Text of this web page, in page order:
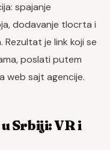
spajanje
dodavanje tlocrta i
je link koji se
poslati putem
web sajt agencije.
Srbiji: VR i